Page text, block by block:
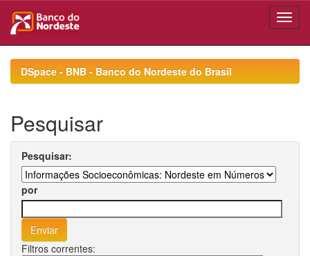
navigationDSpace - BNB - Banco do Nordeste do Brasil
Pesquisar
Pesquisar:
por
Filtros correntes: